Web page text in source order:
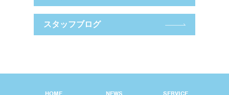
スタッフブログ
HOME NEWS SERVICE